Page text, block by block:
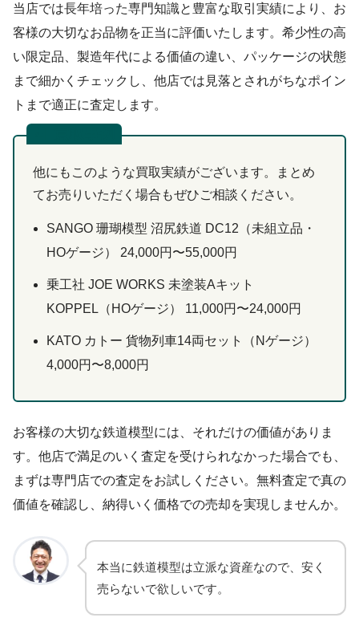
当店では長年培った専門知識と豊富な取引実績により、お
客様の大切なお品物を正当に評価いたします。希少性の高
い限定品、製造年代による価値の違い、パッケージの状態
まで細かくチェックし、他店では見落とされがちなポイン
トまで適正に査定します。
他にもこのような買取実績がございます。まとめ
てお売りいただく場合もぜひご相談ください。
SANGO 珊瑚模型 沼尻鉄道 DC12（未組立品・
HOゲージ） 24,000円〜55,000円
乗工社 JOE WORKS 未塗装Aキット
KOPPEL（HOゲージ） 11,000円〜24,000円
KATO カトー 貨物列車14両セット（Nゲージ）
4,000円〜8,000円
お客様の大切な鉄道模型には、それだけの価値がありま
す。他店で満足のいく査定を受けられなかった場合でも、
まずは専門店での査定をお試しください。無料査定で真の
価値を確認し、納得いく価格での売却を実現しませんか。
本当に鉄道模型は立派な資産なので、安く
売らないで欲しいです。